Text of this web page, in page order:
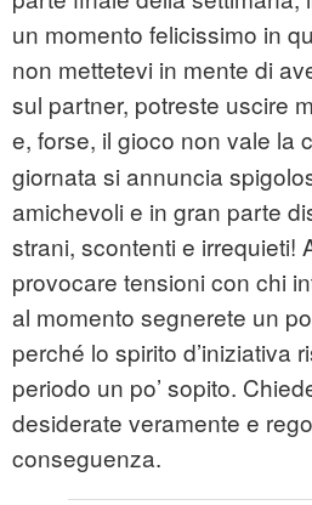
un momento felicissimo in
non mettetevi in mente di
sul partner, potreste uscire
e, forse, il gioco non vale la
giornata si annuncia
amichevoli e in gran parte
strani, scontenti e irrequieti!
provocare tensioni con chi
al momento segnerete un
perché lo spirito d’iniziativa
periodo un po’ sopito.
desiderate veramente e
conseguenza.